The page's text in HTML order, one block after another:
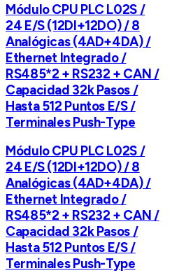
Módulo CPU PLC L02S /
24 E/S (12DI+12DO) / 8
Analógicas (4AD+4DA) /
Ethernet Integrado /
RS485*2 + RS232 + CAN /
Capacidad 32k Pasos /
Hasta 512 Puntos E/S /
Terminales Push-Type
Módulo CPU PLC L02S /
24 E/S (12DI+12DO) / 8
Analógicas (4AD+4DA) /
Ethernet Integrado /
RS485*2 + RS232 + CAN /
Capacidad 32k Pasos /
Hasta 512 Puntos E/S /
Terminales Push-Type